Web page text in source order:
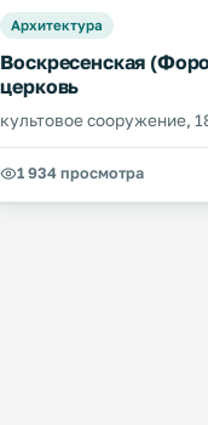
Архитектура
Воскресенская
церковь
культовое сооружение,
1 934 просмотра